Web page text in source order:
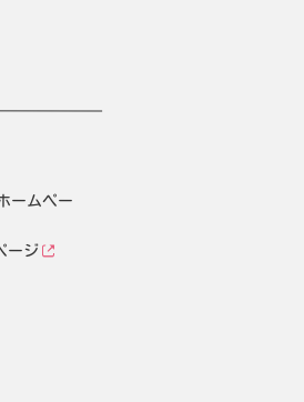
ームペー
ージ